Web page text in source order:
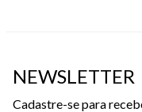
NEWSLETTER
Cadastre-se para